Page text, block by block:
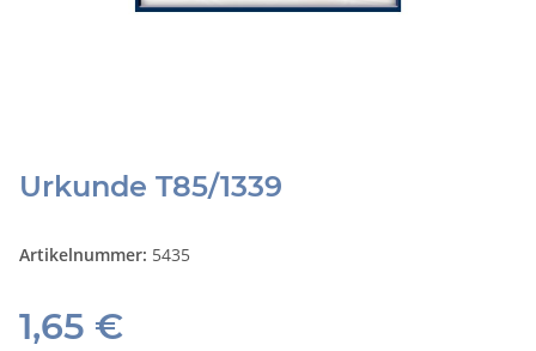
Urkunde T85/1339
Artikelnummer: 5435
1,65 €